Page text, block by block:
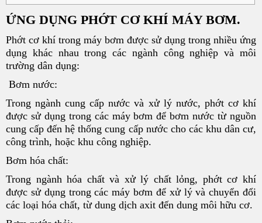
ỨNG DỤNG PHỚT CƠ KHÍ MÁY BƠM.
Phớt cơ khí trong máy bơm được sử dụng trong nhiều ứng
dụng khác nhau trong các ngành công nghiệp và môi
trường dân dụng:
Bơm nước:
Trong ngành cung cấp nước và xử lý nước, phớt cơ khí
được sử dụng trong các máy bơm để bơm nước từ nguồn
cung cấp đến hệ thống cung cấp nước cho các khu dân cư,
công trình, hoặc khu công nghiệp.
Bơm hóa chất:
Trong ngành hóa chất và xử lý chất lỏng, phớt cơ khí
được sử dụng trong các máy bơm để xử lý và chuyển đổi
các loại hóa chất, từ dung dịch axit đến dung môi hữu cơ.